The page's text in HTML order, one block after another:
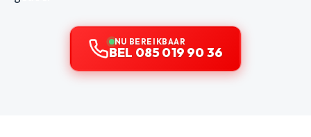
NU BEREIKBAAR
BEL 085 019 90 36